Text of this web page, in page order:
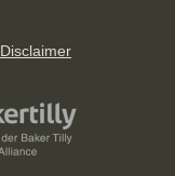
Disclaimer